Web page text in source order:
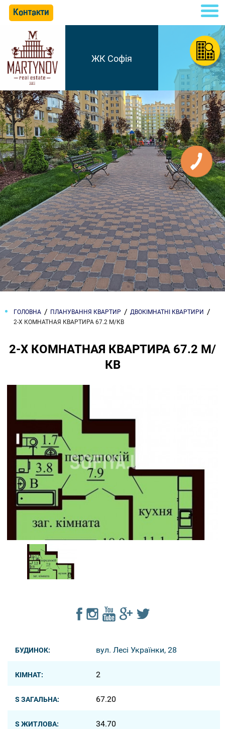
Контакти
ЖК Софія
ГОЛОВНА ПЛАНУВАННЯ КВАРТИР
ДВОКІМНАТНІ КВАРТИРИ
2-Х КОМНАТНАЯ КВАРТИРА 67.2 М/КВ
2-Х КОМНАТНАЯ КВАРТИРА 67.2 М/
КВ
БУДИНОК: вул. Лесі Українки, 28
КІМНАТ: 2
S ЗАГАЛЬНА: 67.20
S ЖИТЛОВА: 34.70